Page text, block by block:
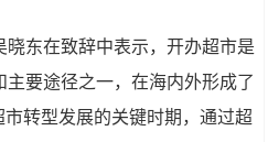
晓东在致辞中表示，开办超市是
要途径之一，在海内外形成了
转型发展的关键时期，通过超